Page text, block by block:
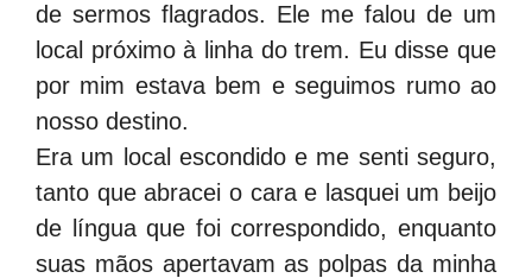
de sermos flagrados. Ele me falou de um
local próximo à linha do trem. Eu disse que
por mim estava bem e seguimos rumo ao
nosso destino.
Era um local escondido e me senti seguro,
tanto que abracei o cara e lasquei um beijo
de língua que foi correspondido, enquanto
suas mãos apertavam as polpas da minha